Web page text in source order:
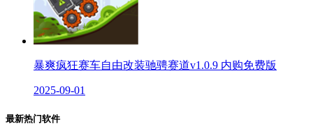
暴爽疯狂赛车自由改装驰骋赛道v1.0.9 内购免费版
2025-09-01
最新热门软件